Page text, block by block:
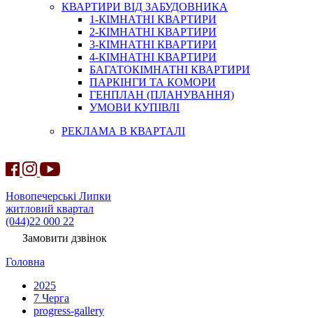
КВАРТИРИ ВІД ЗАБУДОВНИКА
1-КІМНАТНІ КВАРТИРИ
2-КІМНАТНІ КВАРТИРИ
3-КІМНАТНІ КВАРТИРИ
4-КІМНАТНІ КВАРТИРИ
БАГАТОКІМНАТНІ КВАРТИРИ
ПАРКІНГИ ТА КОМОРИ
ГЕНПЛАН (ПЛАНУВАННЯ)
УМОВИ КУПІВЛІ
РЕКЛАМА В КВАРТАЛІ
Новопечерські Липки
житловий квартал
(044)22 000 22
Замовити дзвінок
Головна
2025
7 Черга
progress-gallery